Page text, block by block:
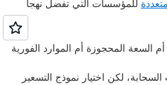
للمؤسسات التي تفضل نهجاً
السعة المحجوزة أم الموارد الفورية
لكن اختيار نموذج التسعير